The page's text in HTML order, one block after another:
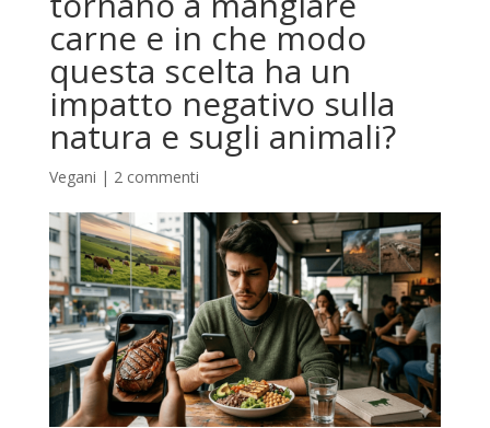
carne e in che modo
questa scelta ha un
impatto negativo sulla
natura e sugli animali?
Vegani | 2 commenti